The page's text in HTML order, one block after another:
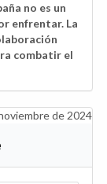
no es un
enfrentar. La
combatir el
de 2024